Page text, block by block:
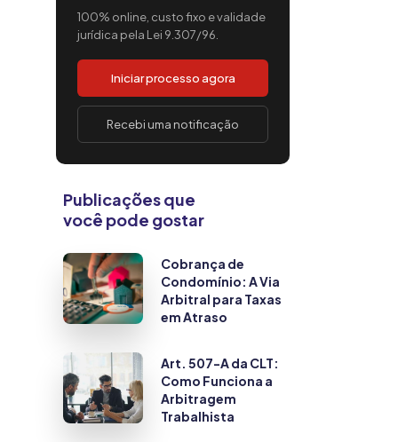
100% online, custo fixo e validade
jurídica pela Lei 9.307/96.
Iniciar processo agora
Recebi uma notificação
Publicações que
você pode gostar
Cobrança de
Condomínio: A Via
Arbitral para Taxas
em Atraso
Art. 507-A da CLT:
Como Funciona a
Arbitragem
Trabalhista